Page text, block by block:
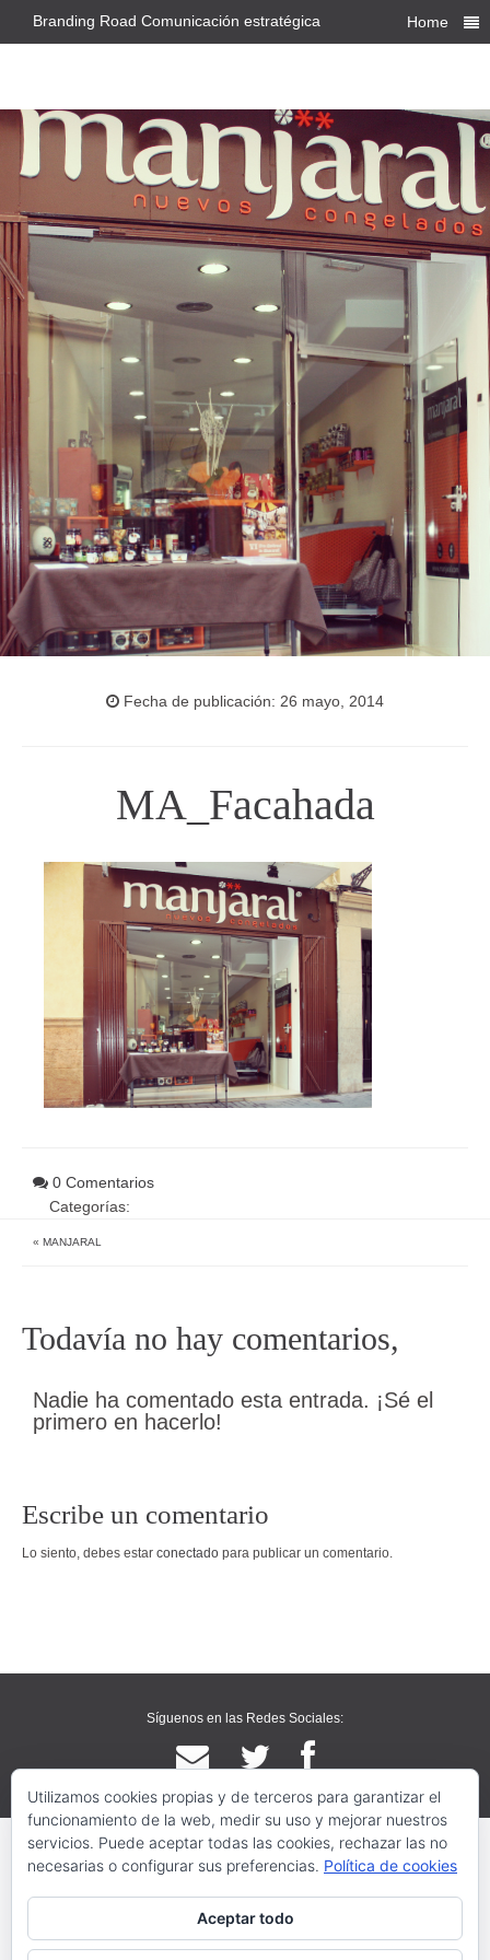
Branding Road Comunicación estratégica Home
Fecha de publicación: 26 mayo, 2014
MA_Facahada
0 Comentarios
Categorías:
« MANJARAL
Todavía no hay comentarios,
Nadie ha comentado esta entrada. ¡Sé el
primero en hacerlo!
Escribe un comentario
Lo siento, debes estar conectado para publicar un comentario.
Síguenos en las Redes Sociales:
Utilizamos cookies propias y de terceros para garantizar el
funcionamiento de la web, medir su uso y mejorar nuestros
servicios. Puede aceptar todas las cookies, rechazar las no
necesarias o configurar sus preferencias. Política de cookies
Aceptar todo